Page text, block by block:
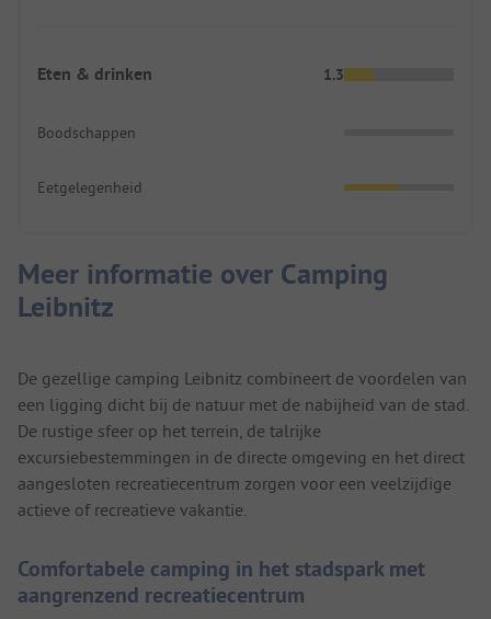
Eten & drinken 1.3
Boodschappen
Eetgelegenheid
Meer informatie over Camping
Leibnitz
De gezellige camping Leibnitz combineert de voordelen van
een ligging dicht bij de natuur met de nabijheid van de stad.
De rustige sfeer op het terrein, de talrijke
excursiebestemmingen in de directe omgeving en het direct
aangesloten recreatiecentrum zorgen voor een veelzijdige
actieve of recreatieve vakantie.
Comfortabele camping in het stadspark met
aangrenzend recreatiecentrum